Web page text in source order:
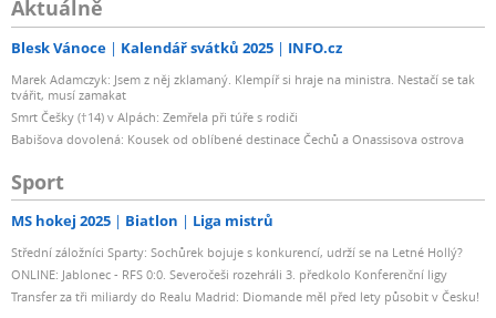
Aktuálně
Blesk Vánoce Kalendář svátků 2025 INFO.cz
Marek Adamczyk: Jsem z něj zklamaný. Klempíř si hraje na ministra. Nestačí se tak
tvářit, musí zamakat
Smrt Češky (†14) v Alpách: Zemřela při túře s rodiči
Babišova dovolená: Kousek od oblíbené destinace Čechů a Onassisova ostrova
Sport
MS hokej 2025 Biatlon Liga mistrů
Střední záložníci Sparty: Sochůrek bojuje s konkurencí, udrží se na Letné Hollý?
ONLINE: Jablonec - RFS 0:0. Severočeši rozehráli 3. předkolo Konferenční ligy
Transfer za tři miliardy do Realu Madrid: Diomande měl před lety působit v Česku!